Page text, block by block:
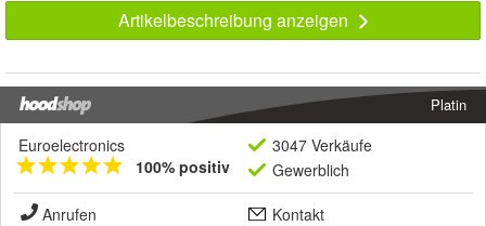
Artikelbeschreibung anzeigen
Platin
Euroelectronics
100% positiv
3047 Verkäufe
Gewerblich
Anrufen
Kontakt